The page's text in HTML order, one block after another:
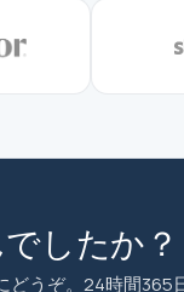
したか？
うぞ。24時間365